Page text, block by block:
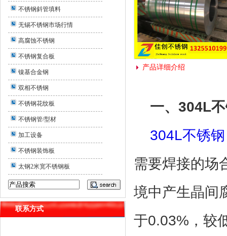
不锈钢斜管填料
无锡不锈钢市场行情
高腐蚀不锈钢
不锈钢复合板
镍基合金钢
双相不锈钢
不锈钢花纹板
不锈钢管/型材
加工设备
不锈钢装饰板
太钢2米宽不锈钢板
联系方式
产品详细介绍
一、 304L
304L不锈钢
需要焊接的场
境中产生晶间
于0.03% ， 较